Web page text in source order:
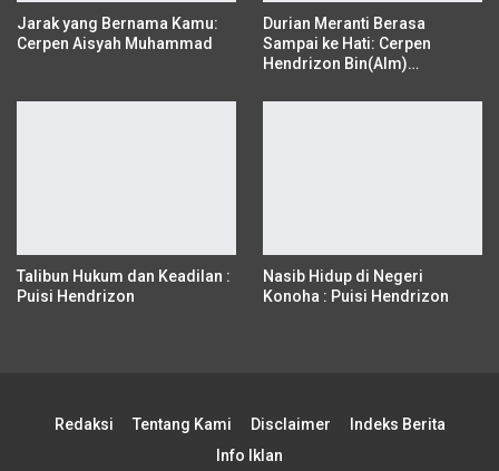
Jarak yang Bernama Kamu:
Cerpen Aisyah Muhammad
Durian Meranti Berasa
Sampai ke Hati: Cerpen
Hendrizon Bin(Alm)…
Talibun Hukum dan Keadilan :
Puisi Hendrizon
Nasib Hidup di Negeri
Konoha : Puisi Hendrizon
Redaksi Tentang Kami Disclaimer
Indeks Berita
Info Iklan